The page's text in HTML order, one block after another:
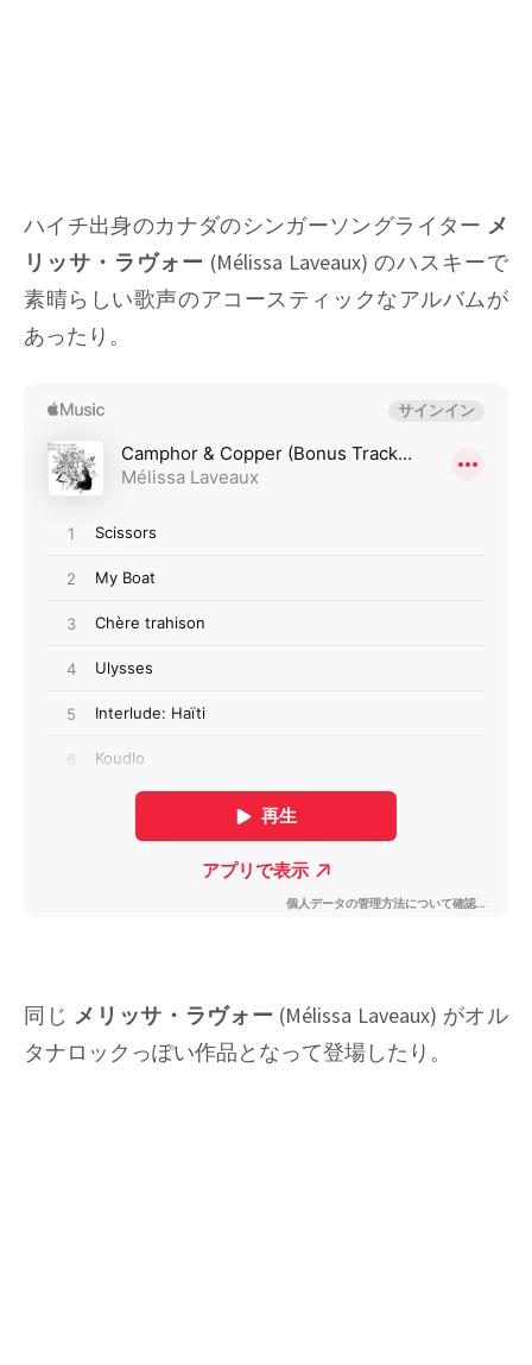
ハイチ出身のカナダのシンガーソングライター メ
リッサ・ラヴォー (Mélissa Laveaux) のハスキーで
素晴らしい歌声のアコースティックなアルバムが
あったり。
同じ メリッサ・ラヴォー (Mélissa Laveaux) がオル
タナロックっぽい作品となって登場したり。